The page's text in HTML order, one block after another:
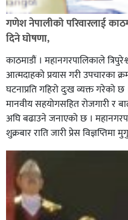
घर–घरमा मेयर बन्छु भनेर
सबिन प्रियासन चौधरी
गणेश नेपालीको परिवारलाई
दिने घोषणा,
काठमाडौं । महानगरपालिकाले
आत्मदाहको प्रयास गरी उपचारका
घटनाप्रति गहिरो दुःख व्यक्त गरेको
मानवीय सहयोगसहित रोजगारी र
अघि बढाउने जनाएको छ ।
शुक्रबार राति जारी प्रेस